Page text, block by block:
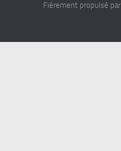
Fièrement propulsé par